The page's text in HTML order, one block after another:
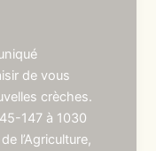
de vous
crèches.
147 à 1030
l’Agriculture,